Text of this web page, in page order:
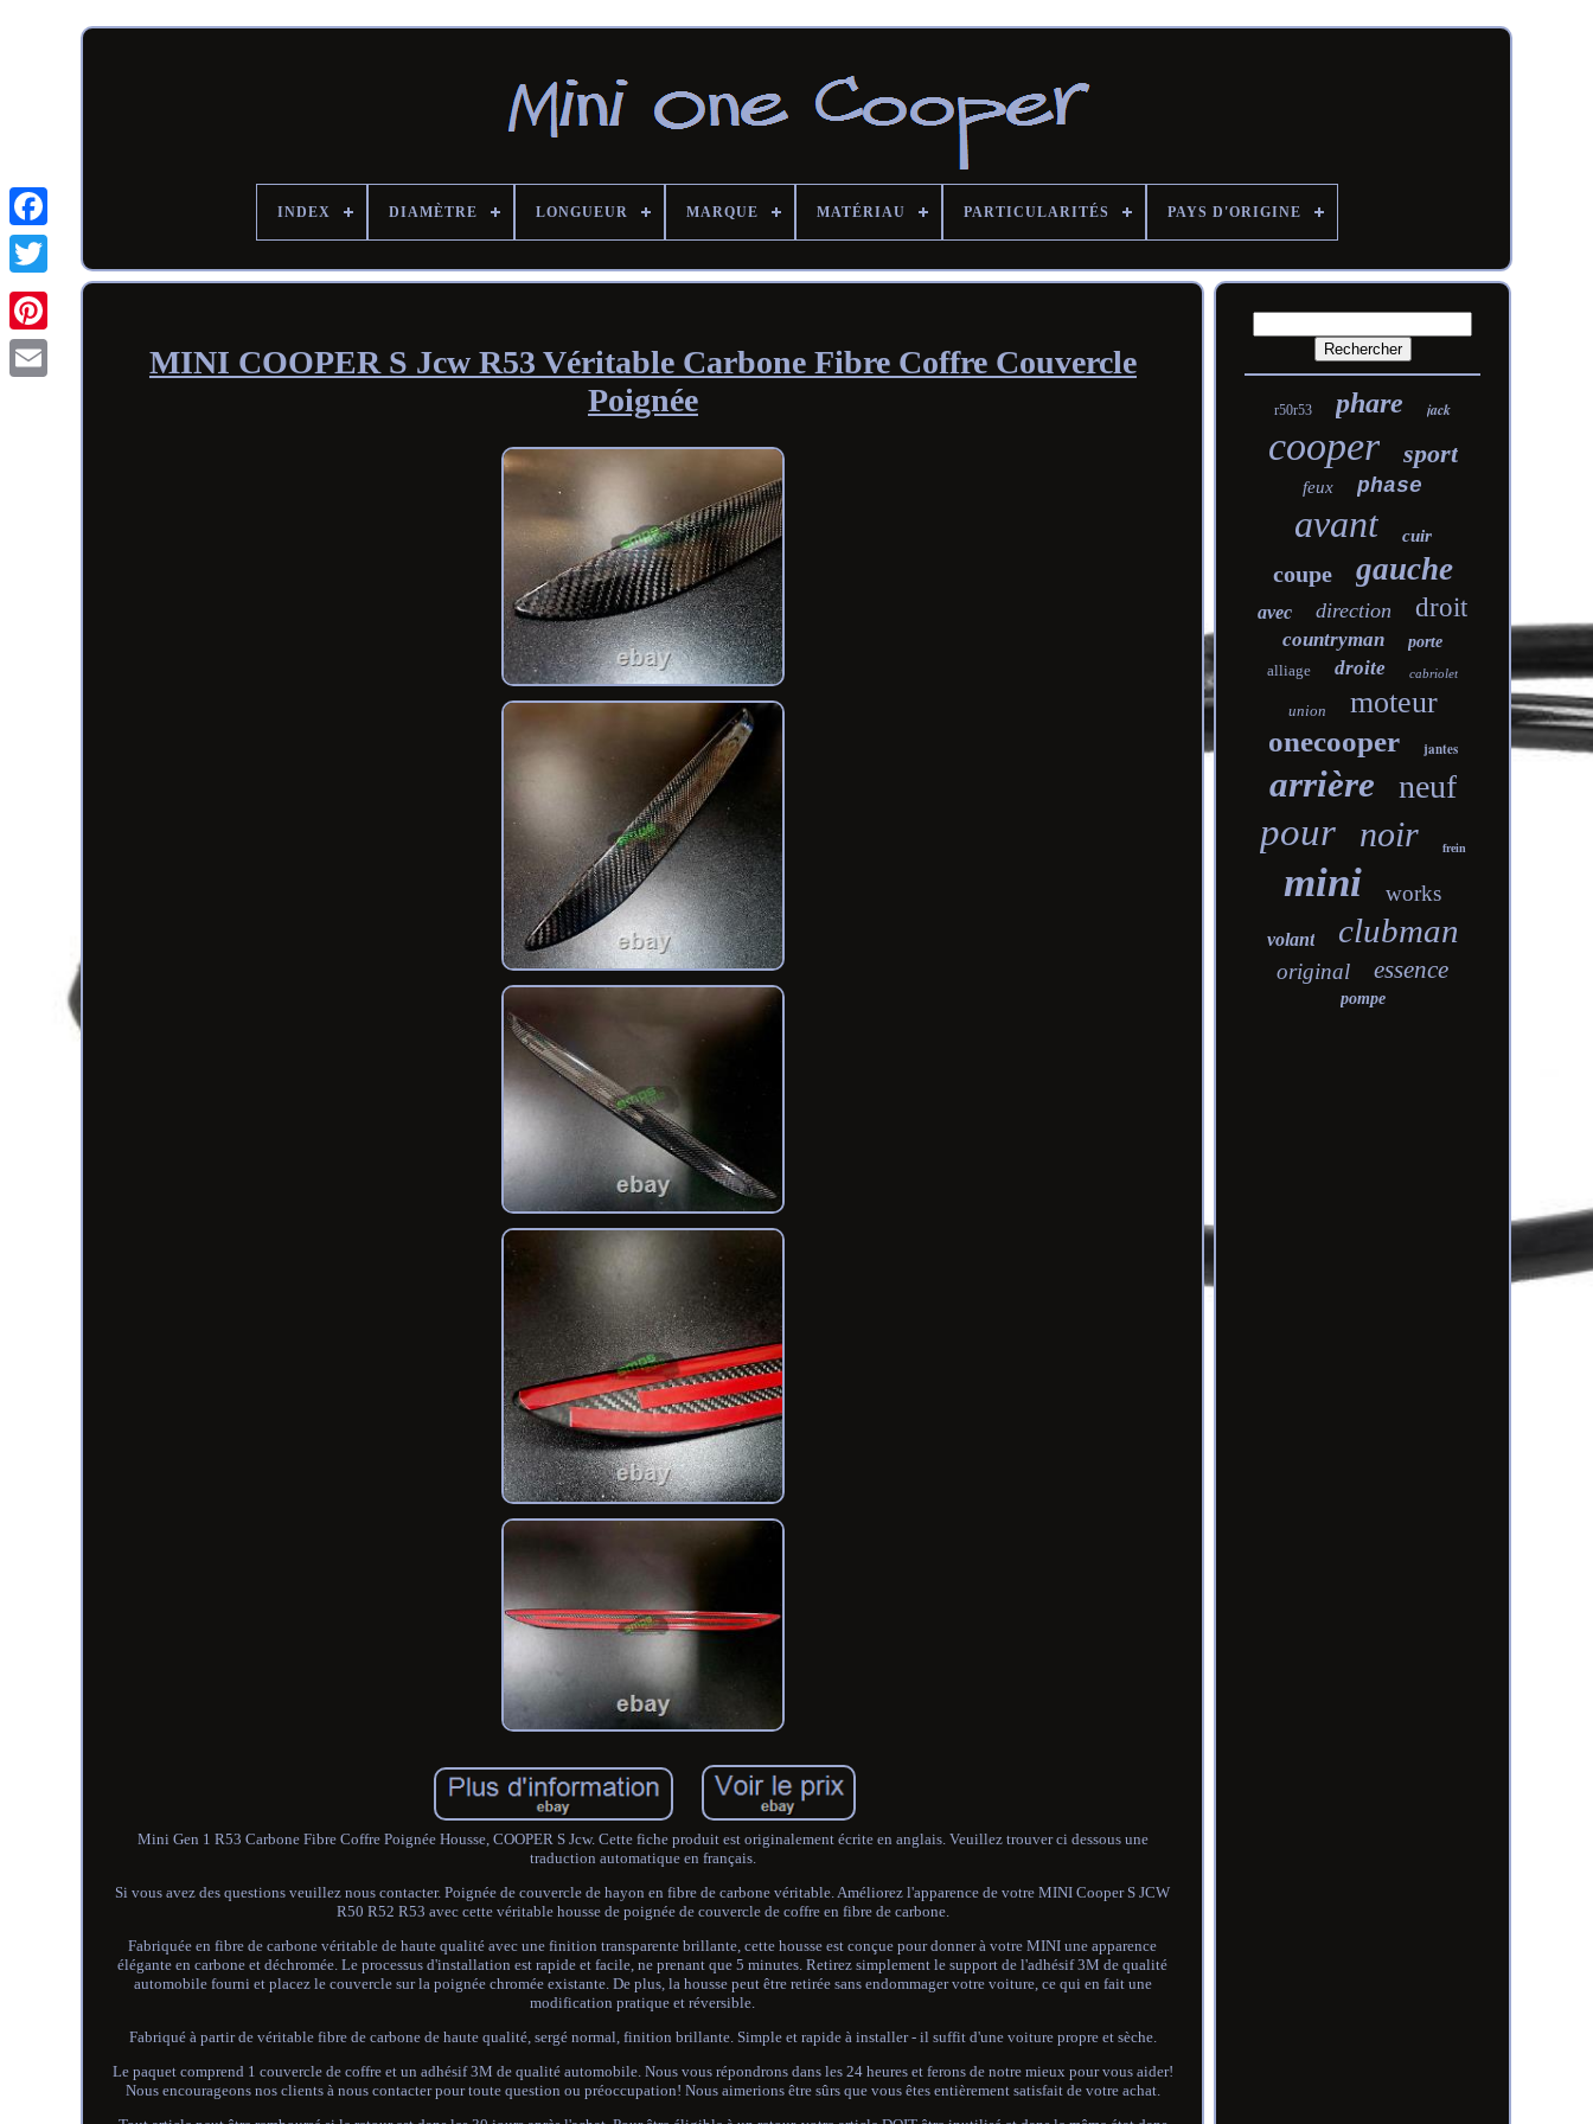
INDEX DIAMÈTRE LONGUEUR MARQUE MATÉRIAU PARTICULARITÉS PAYS D'ORIGINE
MINI COOPER S Jcw R53 Véritable Carbone Fibre Coffre Couvercle
Poignée
Mini Gen 1 R53 Carbone Fibre Coffre Poignée Housse, COOPER S Jcw. Cette fiche produit est originalement écrite en anglais. Veuillez trouver ci dessous une
traduction automatique en français.
Si vous avez des questions veuillez nous contacter. Poignée de couvercle de hayon en fibre de carbone véritable. Améliorez l'apparence de votre MINI Cooper S JCW
R50 R52 R53 avec cette véritable housse de poignée de couvercle de coffre en fibre de carbone.
Fabriquée en fibre de carbone véritable de haute qualité avec une finition transparente brillante, cette housse est conçue pour donner à votre MINI une apparence
élégante en carbone et déchromée. Le processus d'installation est rapide et facile, ne prenant que 5 minutes. Retirez simplement le support de l'adhésif 3M de qualité
automobile fourni et placez le couvercle sur la poignée chromée existante. De plus, la housse peut être retirée sans endommager votre voiture, ce qui en fait une
modification pratique et réversible.
Fabriqué à partir de véritable fibre de carbone de haute qualité, sergé normal, finition brillante. Simple et rapide à installer - il suffit d'une voiture propre et sèche.
Le paquet comprend 1 couvercle de coffre et un adhésif 3M de qualité automobile. Nous vous répondrons dans les 24 heures et ferons de notre mieux pour vous aider!
Nous encourageons nos clients à nous contacter pour toute question ou préoccupation! Nous aimerions être sûrs que vous êtes entièrement satisfait de votre achat.
r50r53 phare jack
cooper sport
feux phase
avant cuir
coupe gauche
avec direction droit
countryman
porte
alliage
droite cabriolet
union moteur
onecooper jantes
arrière neuf
pour noir frein
mini works
volant clubman
original essence
pompe